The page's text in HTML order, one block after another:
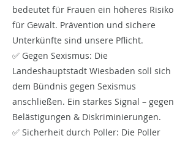
bedeutet für Frauen ein höheres Risiko
für Gewalt. Prävention und sichere
Unterkünfte sind unsere Pflicht.
✅ Gegen Sexismus: Die
Landeshauptstadt Wiesbaden soll sich
dem Bündnis gegen Sexismus
anschließen. Ein starkes Signal – gegen
Belästigungen & Diskriminierungen.
✅ Sicherheit durch Poller: Die Poller